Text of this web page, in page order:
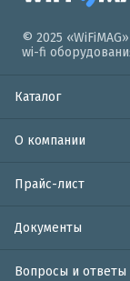
© 2025
wi-fi
Каталог
О компании
Прайс-лист
Документы
Вопросы и ответы